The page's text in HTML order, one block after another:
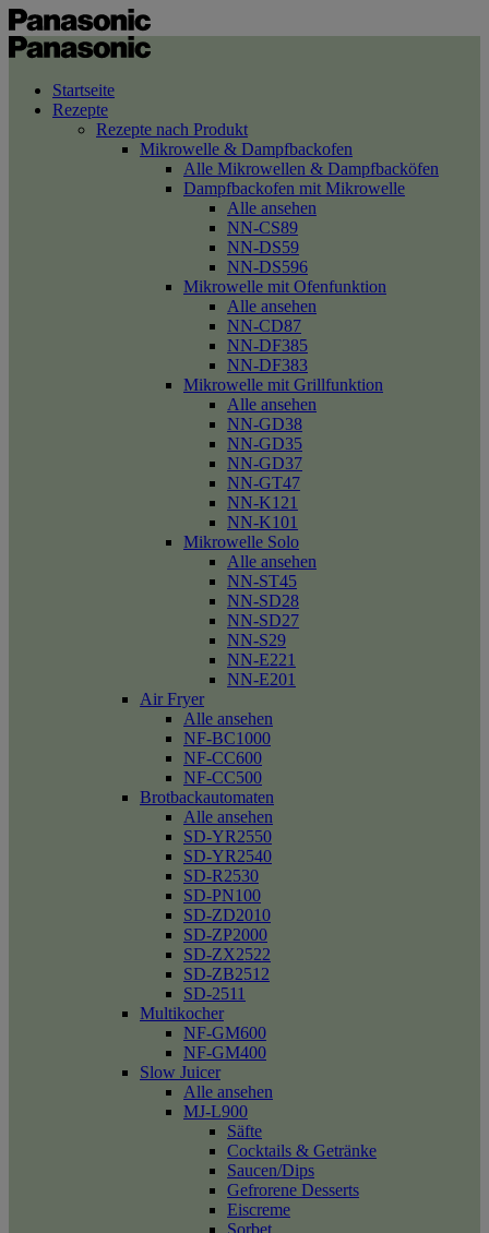
Startseite
Rezepte
Rezepte nach Produkt
Mikrowelle & Dampfbackofen
Alle Mikrowellen & Dampfbacköfen
Dampfbackofen mit Mikrowelle
Alle ansehen
NN-CS89
NN-DS59
NN-DS596
Mikrowelle mit Ofenfunktion
Alle ansehen
NN-CD87
NN-DF385
NN-DF383
Mikrowelle mit Grillfunktion
Alle ansehen
NN-GD38
NN-GD35
NN-GD37
NN-GT47
NN-K121
NN-K101
Mikrowelle Solo
Alle ansehen
NN-ST45
NN-SD28
NN-SD27
NN-S29
NN-E221
NN-E201
Air Fryer
Alle ansehen
NF-BC1000
NF-CC600
NF-CC500
Brotbackautomaten
Alle ansehen
SD-YR2550
SD-YR2540
SD-R2530
SD-PN100
SD-ZD2010
SD-ZP2000
SD-ZX2522
SD-ZB2512
SD-2511
Multikocher
NF-GM600
NF-GM400
Slow Juicer
Alle ansehen
MJ-L900
Säfte
Cocktails & Getränke
Saucen/Dips
Gefrorene Desserts
Eiscreme
Sorbet